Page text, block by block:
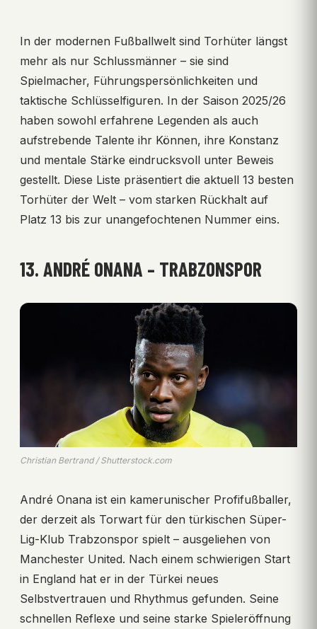
In der modernen Fußballwelt sind Torhüter längst
mehr als nur Schlussmänner – sie sind
Spielmacher, Führungspersönlichkeiten und
taktische Schlüsselfiguren. In der Saison 2025/26
haben sowohl erfahrene Legenden als auch
aufstrebende Talente ihr Können, ihre Konstanz
und mentale Stärke eindrucksvoll unter Beweis
gestellt. Diese Liste präsentiert die aktuell 13 besten
Torhüter der Welt – vom starken Rückhalt auf
Platz 13 bis zur unangefochtenen Nummer eins.
13. ANDRÉ ONANA – TRABZONSPOR
Christian Bertrand / Shutterstock.com
André Onana ist ein kamerunischer Profifußballer,
der derzeit als Torwart für den türkischen Süper-
Lig-Klub Trabzonspor spielt – ausgeliehen von
Manchester United. Nach einem schwierigen Start
in England hat er in der Türkei neues
Selbstvertrauen und Rhythmus gefunden. Seine
schnellen Reflexe und seine starke Spieleröffnung